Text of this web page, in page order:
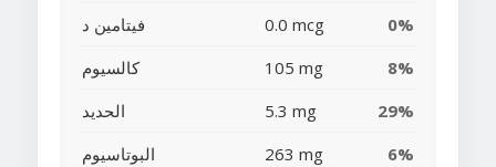
فيتامين د 0.0 mcg
0%
كالسيوم
105 mg
8%
الحديد
5.3 mg
29%
البوتاسيوم
263 mg 6%